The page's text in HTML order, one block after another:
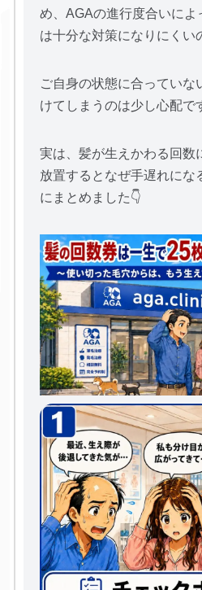
め、AGAの進行度合いによ
は十分な対策になりにくい
ご自身の状態に合っていな
けてしまうのは少し心配で
実は、髪が生えかわる回数
放置するとなぜ手遅れにな
にまとめました👇